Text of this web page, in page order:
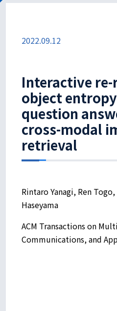
2022.09.12
Interactive
object
question
cross-modal
retrieval
Rintaro Yanagi, Ren
Haseyama
ACM Transactions on
Communications, and